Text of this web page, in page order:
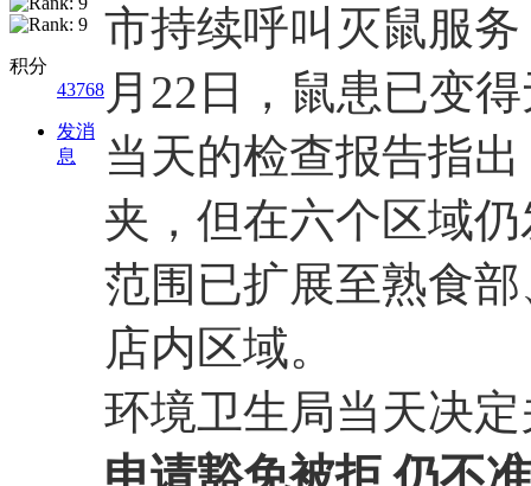
积分
43768
发消
息
市持续呼叫灭鼠服
月22日，鼠患已变
当天的检查报告指
夹，但在六个区域
范围已扩展至熟食
店内区域。
环境卫生局当天决
申请豁免被拒 仍不